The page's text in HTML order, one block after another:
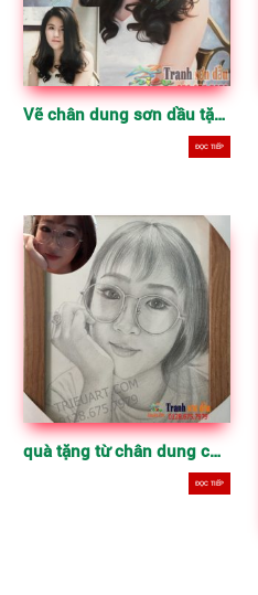
Vẽ chân dung sơn dầu tặng bạn gái dịp sinh nhật
ĐỌC TIẾP
quà tặng từ chân dung chì than theo yêu cầu
ĐỌC TIẾP